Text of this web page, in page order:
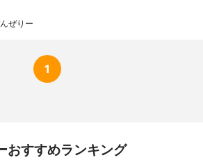
ぜりー
1
おすすめランキング